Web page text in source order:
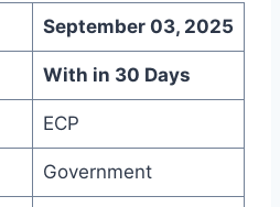
September 03, 2025
With in 30 Days
ECP
Government